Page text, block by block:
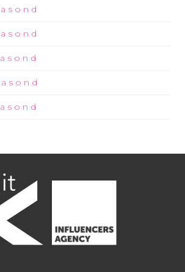
a s o n d
a s o n d
a s o n d
a s o n d
a s o n d